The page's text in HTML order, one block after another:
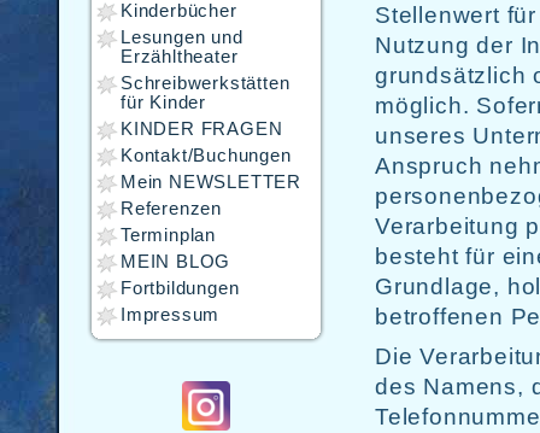
Kinderbücher
Lesungen und
Erzähltheater
Schreibwerkstätten
für Kinder
KINDER FRAGEN
Kontakt/Buchungen
Mein NEWSLETTER
Referenzen
Terminplan
MEIN BLOG
Fortbildungen
Impressum
Stellenwert
Nutzung der
grundsätzlich
möglich.
unseres
Anspruch
Verarbeitung
besteht für
Grundlage,
betroffenen
Die
des Namens,